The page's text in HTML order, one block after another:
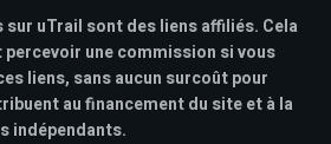
uTrail sont des liens affiliés. Cela
une commission si vous
liens, sans aucun surcoût pour
au financement du site et à la
indépendants.